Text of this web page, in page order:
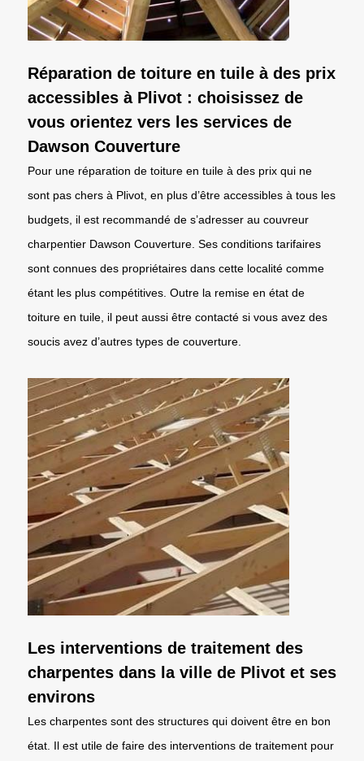
Réparation de toiture en tuile à des prix
accessibles à Plivot : choisissez de
vous orientez vers les services de
Dawson Couverture
Pour une réparation de toiture en tuile à des prix qui ne
sont pas chers à Plivot, en plus d’être accessibles à tous les
budgets, il est recommandé de s’adresser au couvreur
charpentier Dawson Couverture. Ses conditions tarifaires
sont connues des propriétaires dans cette localité comme
étant les plus compétitives. Outre la remise en état de
toiture en tuile, il peut aussi être contacté si vous avez des
soucis avez d’autres types de couverture.
Les interventions de traitement des
charpentes dans la ville de Plivot et ses
environs
Les charpentes sont des structures qui doivent être en bon
état. Il est utile de faire des interventions de traitement pour